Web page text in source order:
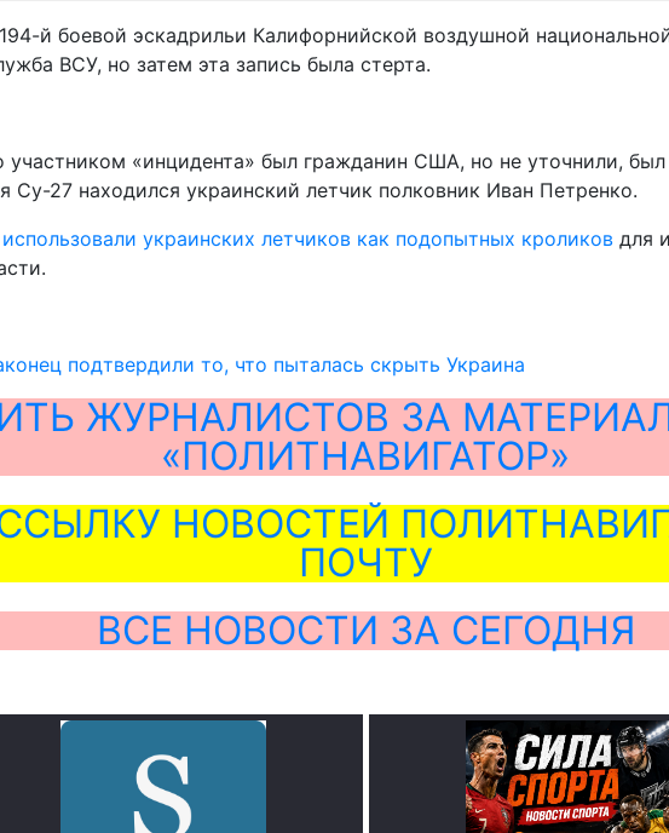
й боевой эскадрильи Калифорнийской воздушной
ВСУ, но затем эта запись была стерта.
участником «инцидента» был гражданин США, но не уточнили,
Су-27 находился украинский летчик полковник Иван Петренко.
использовали украинских летчиков как подопытных кроликов для
подтвердили то, что пыталась скрыть Украина
ЖУРНАЛИСТОВ ЗА
«ПОЛИТНАВИГАТОР»
НОВОСТЕЙ
ПОЧТУ
ВСЕ НОВОСТИ ЗА СЕГОДНЯ